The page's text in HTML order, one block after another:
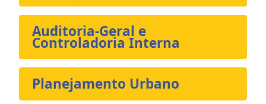
Auditoria-Geral e
Controladoria Interna
Planejamento Urbano